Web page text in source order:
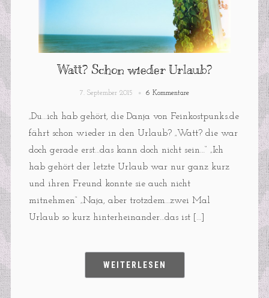
Watt? Schon wieder Urlaub?
7. September 2015 6 Kommentare
„Du…ich hab gehört, die Danja von Feinkostpunks.de
fährt schon wieder in den Urlaub? „Watt? die war
doch gerade erst…das kann doch nicht sein…“ „Ich
hab gehört der letzte Urlaub war nur ganz kurz
und ihren Freund konnte sie auch nicht
mitnehmen“ „Naja, aber trotzdem…zwei Mal
Urlaub so kurz hinterheinander…das ist […]
WEITERLESEN